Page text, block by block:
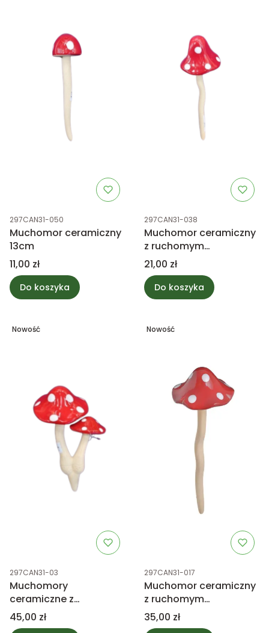
Kod produktu
297CAN31-050
Muchomor ceramiczny
13cm
Cena
11,00 zł
Do koszyka
Kod produktu
297CAN31-038
Muchomor ceramiczny
z ruchomym
kapeluszem 17cm
Cena
21,00 zł
Do koszyka
Nowość
Kod produktu
297CAN31-03
Muchomory
ceramiczne z
ruchomymi
kapeluszami 21cm
Cena
45,00 zł
Nowość
Kod produktu
297CAN31-017
Muchomor ceramiczny
z ruchomym
kapeluszem 27cm
Cena
35,00 zł